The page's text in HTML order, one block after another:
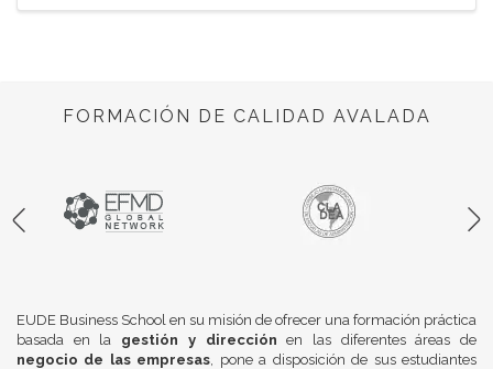
FORMACIÓN DE CALIDAD AVALADA
EUDE Business School en su misión de ofrecer una formación práctica
basada en la gestión y dirección en las diferentes áreas de
negocio de las empresas , pone a disposición de sus estudiantes